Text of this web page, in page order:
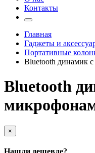
Контакты
Главная
Гаджеты и
Портативные
Bluetooth динамик
Bluetooth
×